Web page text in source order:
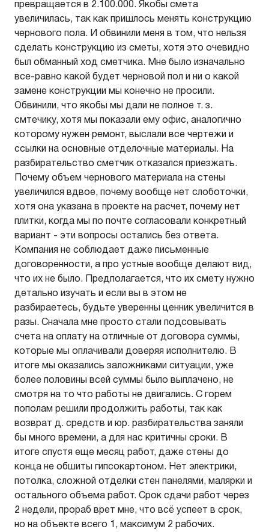
превращается в 2.100.000. Якобы смета
увеличилась, так как пришлось менять конструкцию
чернового пола. И обвинили меня в том, что нельзя
сделать конструкцию из сметы, хотя это очевидно
был обманный ход сметчика. Мне было изначально
все-равно какой будет черновой пол и ни о какой
замене конструкции мы конечно не просили.
Обвинили, что якобы мы дали не полное т. з.
смтечику, хотя мы показали ему офис, аналогично
которому нужен ремонт, выслали все чертежи и
ссылки на основные отделочные материалы. На
разбирательство сметчик отказался приезжать.
Почему объем чернового материала на стены
увеличился вдвое, почему вообще нет слоботочки,
хотя она указана в проекте на расчет, почему нет
плитки, когда мы по почте согласовали конкретный
вариант - эти вопросы остались без ответа.
Компания не соблюдает даже письменные
договоренности, а про устные вообще делают вид,
что их не было. Предполагается, что их смету нужно
детально изучать и если вы в этом не
разбираетесь, будьте уверенны ценник увеличится в
разы. Сначала мне просто стали подсовывать
счета на оплату на отличные от договора суммы,
которые мы оплачивали доверяя исполнителю. В
итоге мы оказались заложниками ситуации, уже
более половины всей суммы было выплачено, не
смотря на то что работы не двигались. С горем
пополам решили продолжить работы, так как
возврат д. средств и юр. разбирательства заняли
бы много времени, а для нас критичны сроки. В
итоге спустя еще месяц работ, даже стены до
конца не обшиты гипсокартоном. Нет электрики,
потолка, сложной отделки стен панелями, малярки и
остального объема работ. Срок сдачи работ через
2 недели, прораб врет мне, что всё успеет в срок,
но на объекте всего 1, максимум 2 рабочих.